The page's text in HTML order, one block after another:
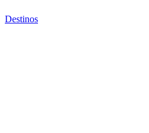
Destinos